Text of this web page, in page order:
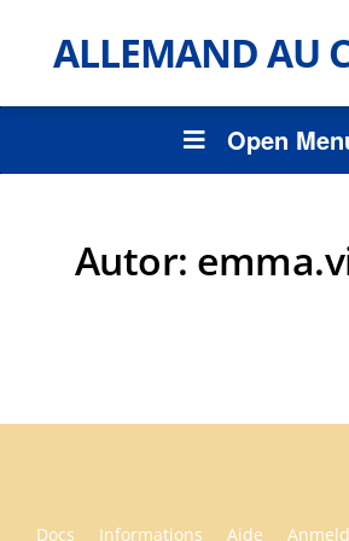
ALLEMAND AU
Open
Autor:
Docs Informations Aide